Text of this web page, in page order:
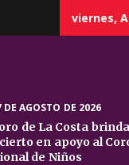
viernes,
DE AGOSTO DE 2026
de La Costa
en apoyo al
de Niños